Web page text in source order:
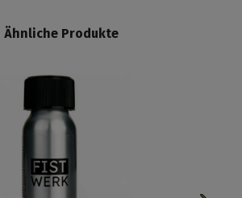
Ähnliche Produkte